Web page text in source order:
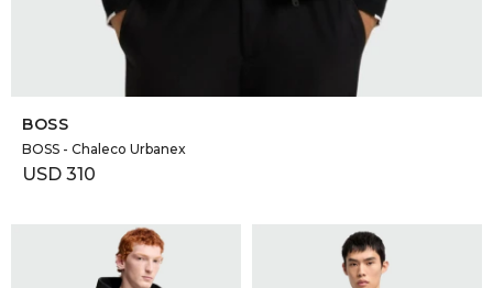
BOSS
BOSS - Chaleco Urbanex
USD 310